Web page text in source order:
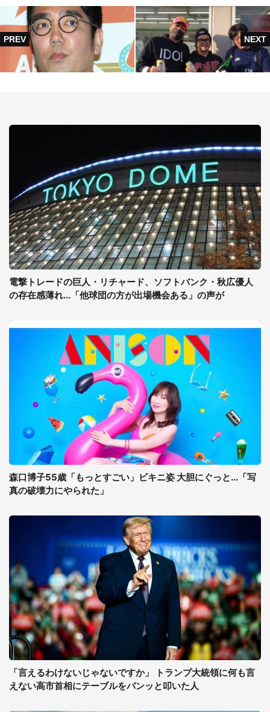
電撃トレードの巨人・リチャード、ソフトバンク・秋広優人
の存在感薄れ...「他球団の方が出場機会ある」の声が
森口博子55歳「もっとすごい」ビキニ姿 大胆にぐっと...「写
真の破壊力にやられた」
「言えるわけないじゃないですか」 トランプ大統領に何も言
えない高市首相にテーブルをバンッと叩いた人